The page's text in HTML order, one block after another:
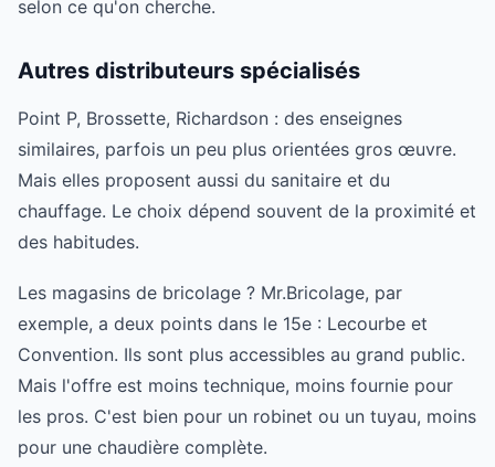
selon ce qu'on cherche.
Autres distributeurs spécialisés
Point P, Brossette, Richardson : des enseignes
similaires, parfois un peu plus orientées gros œuvre.
Mais elles proposent aussi du sanitaire et du
chauffage. Le choix dépend souvent de la proximité et
des habitudes.
Les magasins de bricolage ? Mr.Bricolage, par
exemple, a deux points dans le 15e : Lecourbe et
Convention. Ils sont plus accessibles au grand public.
Mais l'offre est moins technique, moins fournie pour
les pros. C'est bien pour un robinet ou un tuyau, moins
pour une chaudière complète.